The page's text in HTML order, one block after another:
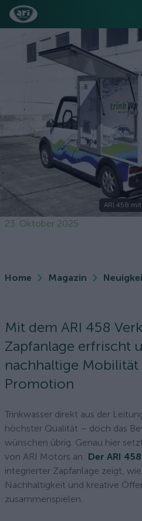
ARI 458
23. Oktober 2025
Home Magazin
Mit dem ARI 458
Zapfanlage erfrischt
nachhaltige
Promotion
Trinkwasser direkt aus der
höchster Qualität – doch das
wünschen übrig. Genau hier
von ARI Motors an: Der ARI
integrierter Zapfanlage zeigt,
Nachhaltigkeit und kreative
zusammenspielen.